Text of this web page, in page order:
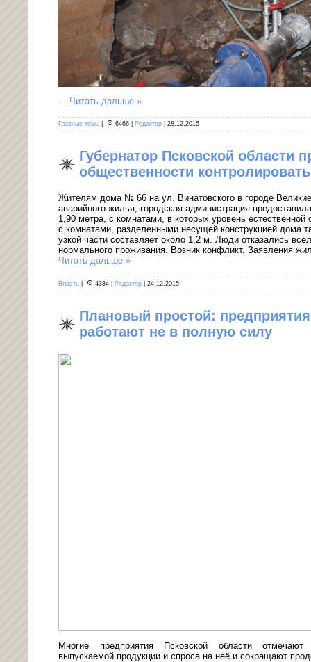
Читать дальше »
Главные темы 6466 Редактор 28.12.2015
Губернатор Псковской области
общественности
Жителям дома № 66 на ул. Винатовского в городе
аварийного жилья, городская администрация
1,90 метра, с комнатами, в которых уровень
с комнатами, разделенными несущей конструкцией дома
узкой части составляет около 1,2 м. Люди отказались
нормального проживания. Возник конфликт. Заявления
Читать дальше »
Власть 4384 Редактор 24.12.2015
Плановый простой:
работают не в полную силу
Многие предприятия Псковской области
выпускаемой продукции и спроса на неё и сокращают